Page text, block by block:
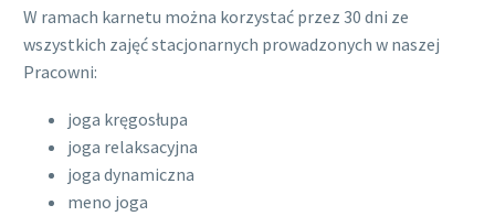
W ramach karnetu można korzystać przez 30 dni ze
wszystkich zajęć stacjonarnych prowadzonych w naszej
Pracowni:
joga kręgosłupa
joga relaksacyjna
joga dynamiczna
meno joga